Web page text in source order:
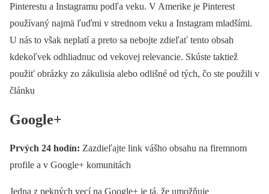
Pinterestu a Instagramu podľa veku. V Amerike je Pinterest
používaný najmä ľuďmi v strednom veku a Instagram mladšími.
U nás to však neplatí a preto sa nebojte zdieľať tento obsah
kdekoľvek odhliadnuc od vekovej relevancie. Skúste taktiež
použiť obrázky zo zákulisia alebo odlišné od tých, čo ste použili v
článku
Google+
Prvých 24 hodín: Zazdieľajte link vášho obsahu na firemnom
profile a v Google+ komunitách
Jedna z pekných vecí na Google+ je tá, že umožňuje